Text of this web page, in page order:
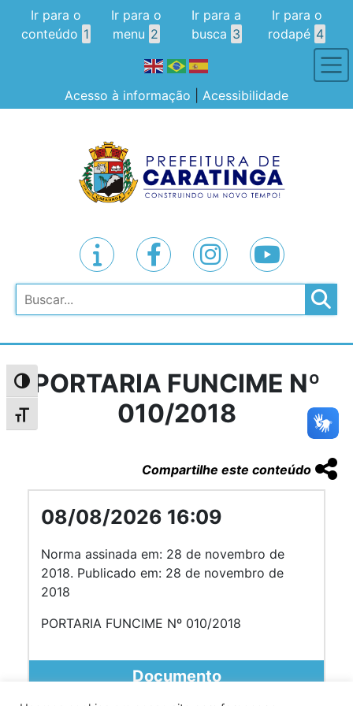
Alternar alto contraste
Alternar tamanho da fonte
Ir para o
conteúdo 1
Ir para o
menu 2
Ir para a
busca 3
Ir para o
rodapé 4
Acesso à informação Acessibilidade
Pesquisar
PORTARIA FUNCIME Nº
010/2018
Compartilhe este conteúdo
08/08/2026 16:09
Norma assinada em: 28 de novembro de
2018. Publicado em: 28 de novembro de
2018
PORTARIA FUNCIME Nº 010/2018
Documento